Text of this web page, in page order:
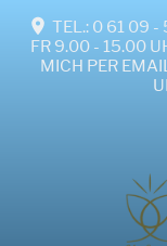
TEL.: 0 61 09 -
FR 9.00 - 15.00
MICH PER